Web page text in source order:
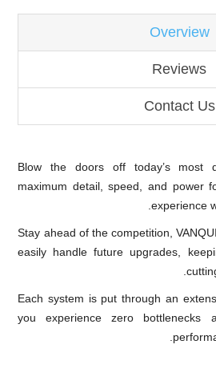
Overview
Reviews
Contact Us
Blow the doors off today’s most
maximum detail, speed, and power
experience
Stay ahead of the competition,
easily handle future upgrades,
Each system is put through an
you experience zero bottlenecks